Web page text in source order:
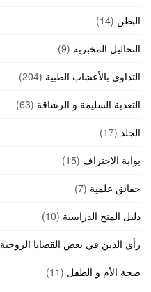
البطن (14)
التحاليل المخبرية (9)
التداوي بالأعشاب الطبية (204)
التغذية السليمة و الرشاقة (63)
الجلد (17)
بوابة الاحتراف (15)
حقائق علمية (7)
دليل المنح الدراسية (10)
رأي الدين في بعض القضايا الزوجية
صحة الأم و الطفل (11)